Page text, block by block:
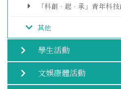
「科創•起•承」青年科
其他
學生活動
文娛康體活動